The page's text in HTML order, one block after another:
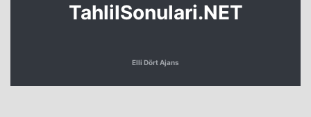
TahlilSonulari.NET
Elli Dört Ajans